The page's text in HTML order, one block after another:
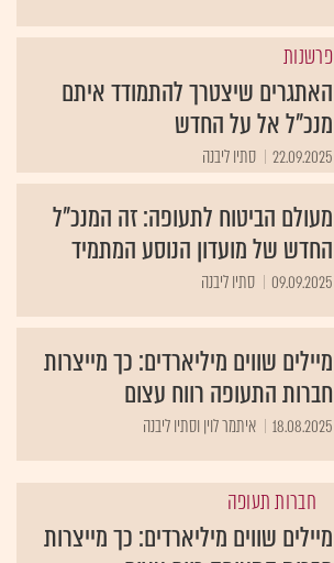
פרשנות
האתגרים שיצטרך להתמודד איתם
מנכ"ל אל על החדש
22.09.2025 סתיו ליבנה
מעולם הביטוח לתעופה: זה המנכ"ל
החדש של מועדון הנוסע המתמיד
09.09.2025 סתיו ליבנה
מיילים שווים מיליארדים: כך מייצרות
חברות התעופה רווח עצום
18.08.2025 איתמר לוין וסתיו ליבנה
חברות תעופה
מיילים שווים מיליארדים: כך מייצרות